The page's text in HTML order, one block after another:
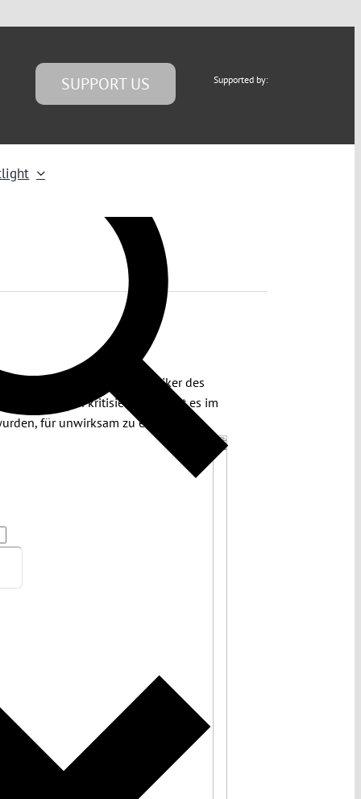
SUPPORT US Supported by:
von Kinderehen. Kritiker des
Rechtsfolgen kritisiert, bestätigt es im
für unwirksam zu erklären.